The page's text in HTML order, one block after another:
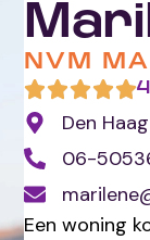
NVM
Den Haag
06-
Een woning